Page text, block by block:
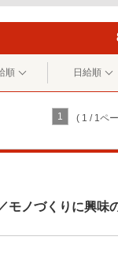
順 日給順
1 ( 1 / 1ペ
モノづくりに興